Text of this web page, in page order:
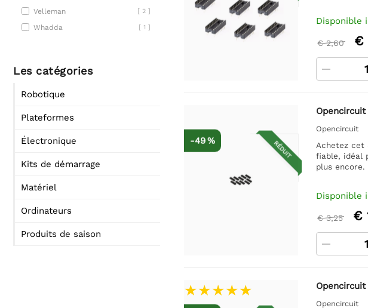
Velleman [ 2 ]
Whadda [ 1 ]
Les catégories
Robotique
Plateformes
Électronique
Kits de démarrage
Matériel
Ordinateurs
Produits de saison
Disponible
€ 2,60 €
RÉDUIT
-49 %
Opencircuit
Achetez cet
fiable, idéal
plus
Disponible
€ 3,25 €
Opencircuit
Opencircuit